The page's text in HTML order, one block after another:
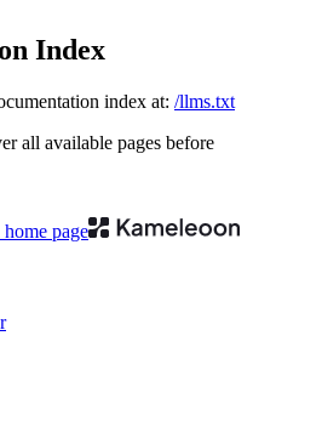
Index
index at: /llms.txt
all available pages before
home page